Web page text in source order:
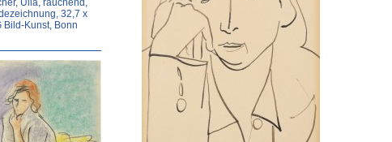
Ulla, rauchend,
32,7 x
Bild-Kunst, Bonn